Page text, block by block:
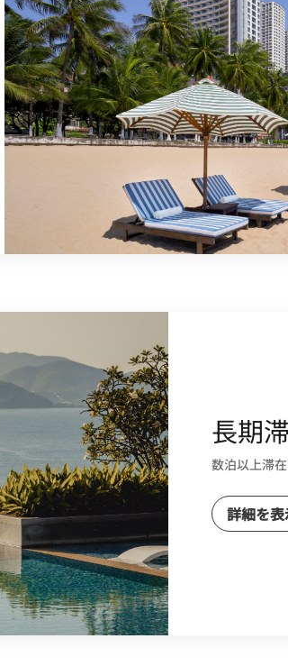
長期
数泊以上滞
詳細を